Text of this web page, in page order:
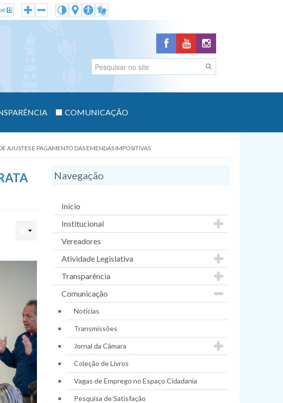
4️⃣
COMUNICAÇÃO
AJUSTES E PAGAMENTO DAS EMENDAS IMPOSITIVAS
Navegação
Início
Institucional
Vereadores
Atividade Legislativa
Transparência
Comunicação
Notícias
Transmissões
Jornal da Câmara
Coleção de Livros
Vagas de Emprego no Espaço Cidadania
Pesquisa de Satisfação